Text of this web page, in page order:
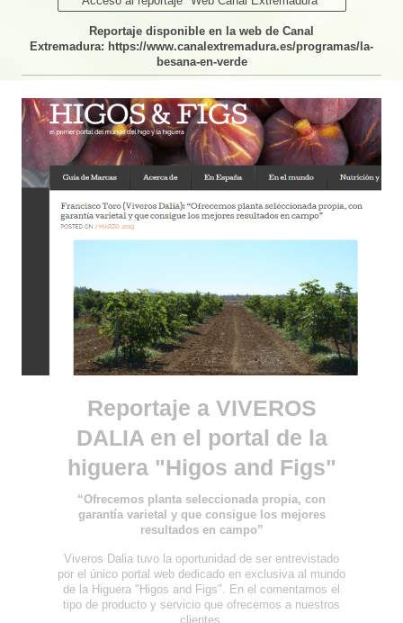
Reportaje disponible en la web de Canal
Extremadura: https://www.canalextremadura.es/programas/la-
besana-en-verde
Reportaje a VIVEROS
DALIA en el portal de la
higuera "Higos and Figs"
“Ofrecemos planta seleccionada propia, con
garantía varietal y que consigue los mejores
resultados en campo”
Viveros Dalia tuvo la oportunidad de ser entrevistado
por el único portal web dedicado en exclusiva al mundo
de la Higuera "Higos and Figs". En el comentamos el
tipo de producto y servicio que ofrecemos a nuestros
clientes.